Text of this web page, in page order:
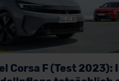
Corsa F (Test 2023):